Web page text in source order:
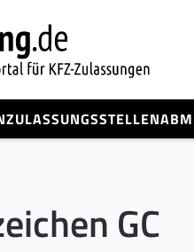
ZULASSUNGSSTELLEN
GC